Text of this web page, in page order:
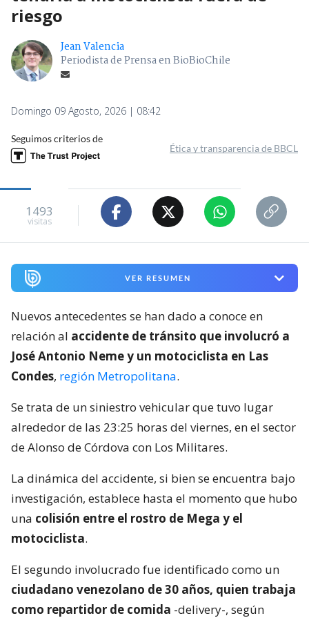
riesgo
Jean Valencia
Periodista de Prensa en BioBioChile
Domingo 09 Agosto, 2026 | 08:42
Seguimos criterios de
Ética y transparencia de BBCL
1493
visitas
VER RESUMEN
Nuevos antecedentes se han dado a conoce en
relación al accidente de tránsito que involucró a
José Antonio Neme y un motociclista en Las
Condes, región Metropolitana.
Se trata de un siniestro vehicular que tuvo lugar
alrededor de las 23:25 horas del viernes, en el sector
de Alonso de Córdova con Los Militares.
La dinámica del accidente, si bien se encuentra bajo
investigación, establece hasta el momento que hubo
una colisión entre el rostro de Mega y el
motociclista.
El segundo involucrado fue identificado como un
ciudadano venezolano de 30 años, quien trabaja
como repartidor de comida -delivery-, según